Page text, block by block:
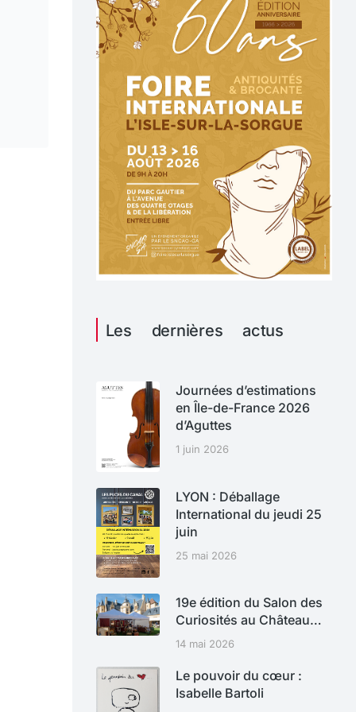
Les dernières actus
Journées d’estimations
en Île-de-France 2026
d’Aguttes
1 juin 2026
LYON : Déballage
International du jeudi 25
juin
25 mai 2026
19e édition du Salon des
Curiosités au Château…
14 mai 2026
Le pouvoir du cœur :
Isabelle Bartoli